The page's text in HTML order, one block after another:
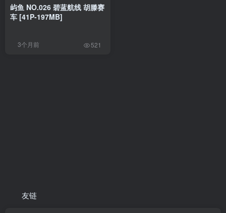
屿鱼 NO.026 碧蓝航线 胡滕赛
车 [41P-197MB]
3个月前 521
友链